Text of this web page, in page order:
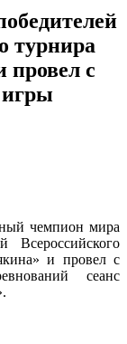
турнира
провел с
игры
чемпион мира
Всероссийского
и провел с
сеанс